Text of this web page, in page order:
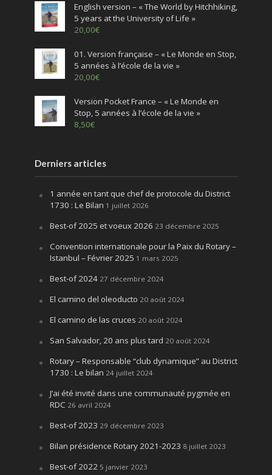
English version – « The World by Hitchhiking,
5 years at the University of Life »
20,00€
01. Version française – « Le Monde en Stop,
5 années à l’école de la vie »
20,00€
Version Pocket France – « Le Monde en
Stop, 5 années à l’école de la vie »
8,50€
Derniers articles
1 année en tant que chef de protocole du District
1730 : Le Bilan 1 juillet 2026
Best-of 2025 et voeux 2026 23 décembre 2025
Convention internationale pour la Paix du Rotary –
Istanbul – Février 2025 1 mars 2025
Best-of 2024 27 décembre 2024
El camino del oleoducto 20 août 2024
El camino de las cruces 20 août 2024
San Salvador, 20 ans plus tard 20 août 2024
Rotary – Responsable “club dynamique” au District
1730 : Le bilan 24 juillet 2024
J’ai été invité dans une communauté pygmée en
RDC 26 avril 2024
Best-of 2023 29 décembre 2023
Bilan présidence Rotary 2021-2023 8 juillet 2023
Best-of 2022 5 janvier 2023